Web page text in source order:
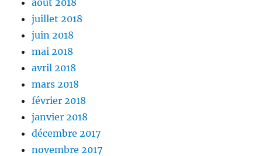
juillet 2018
juin 2018
mai 2018
avril 2018
mars 2018
février 2018
janvier 2018
décembre 2017
novembre 2017